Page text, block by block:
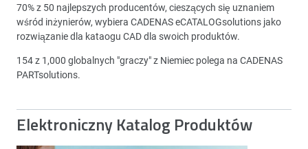
70% z 50 najlepszych producentów, cieszących się uznaniem
wśród inżynierów, wybiera CADENAS eCATALOGsolutions jako
rozwiązanie dla kataogu CAD dla swoich produktów.
154 z 1,000 globalnych "graczy" z Niemiec polega na CADENAS
PARTsolutions.
Elektroniczny Katalog Produktów